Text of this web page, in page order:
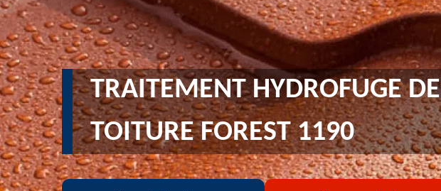
TRAITEMENT HYDROFUGE DE
TOITURE FOREST 1190